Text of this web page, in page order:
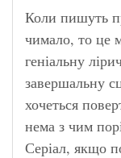
Коли пишуть
чимало, то це
геніальну
завершальну
хочеться
нема з чим
Серіал, якщо